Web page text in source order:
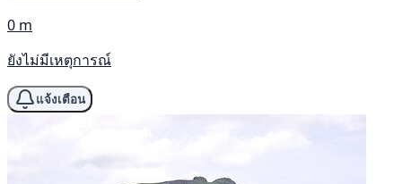
0 m
ยังไม่มีเหตุการณ์
แจ้งเตือน